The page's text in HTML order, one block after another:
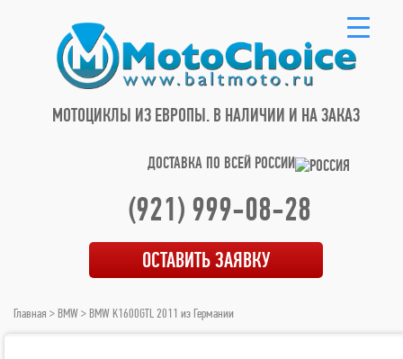
МОТОЦИКЛЫ ИЗ ЕВРОПЫ. В НАЛИЧИИ И НА ЗАКАЗ
ДОСТАВКА ПО ВСЕЙ РОССИИ
(921) 999-08-28
ОСТАВИТЬ ЗАЯВКУ
Главная > BMW> BMW K1600GTL 2011 из Германии